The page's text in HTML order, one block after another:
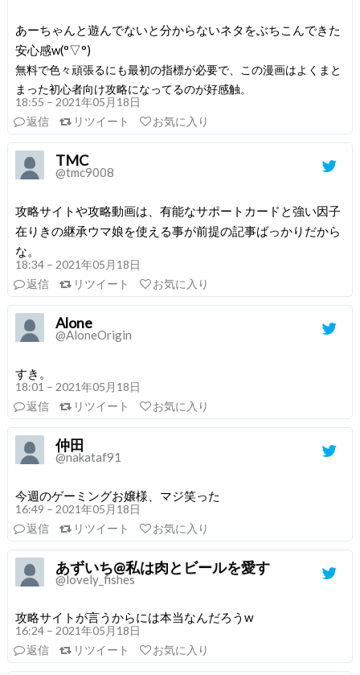
あーちゃんと遊んでないと分からないネタをぶちこんできた
安心感w(°▽°)
無料で色々頑張るにも最初の指標が必要で、この漫画はよくまと
まった初心者向け攻略になってるのが好感触。
18:55 – 2021年05月18日
返信
リツイート お気に入り
TMC
@tmc9008
攻略サイトや攻略動画は、有能なサポートカードと強い因子
在りきの継承ウマ娘を使える事が前提の記事ばっかりだから
な。
18:34 – 2021年05月18日
返信
リツイート お気に入り
Alone
@AloneOrigin
すき。
18:01 – 2021年05月18日
返信
リツイート お気に入り
仲田
@nakataf91
今週のゲーミングお嬢様、マジ笑った
16:49 – 2021年05月18日
返信
リツイート お気に入り
あずいち@私は肉とビールを愛す
@lovely_fishes
攻略サイトが言うからには本当なんだろうw
16:24 – 2021年05月18日
返信
リツイート お気に入り